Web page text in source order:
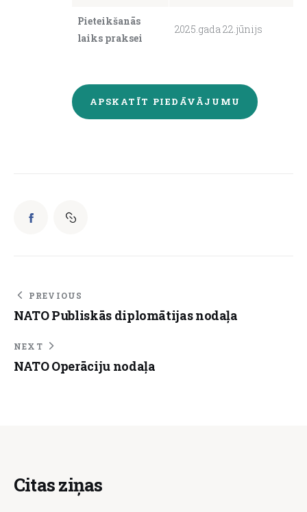
Pieteikšanās
laiks praksei
2025.gada 22.jūnijs
APSKATĪT PIEDĀVĀJUMU
PREVIOUS
NATO Publiskās diplomātijas nodaļa
NEXT
NATO Operāciju nodaļa
Citas ziņas